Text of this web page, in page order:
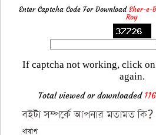
Enter Captcha Code For Download Sher-e-
Roy
If captcha not working, click on
again.
Total viewed or downloaded